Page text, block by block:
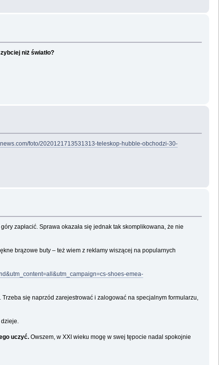
niż światło?
foto/2020121713531313-teleskop-hubble-obchodzi-30-
zapłacić. Sprawa okazała się jednak tak skomplikowana, że nie
brązowe buty – też wiem z reklamy wiszącej na popularnych
shoes-emea-
się naprzód zarejestrować i zalogować na specjalnym formularzu,
dzieje.
uczyć.Owszem, w XXI wieku mogę w swej tępocie nadal spokojnie